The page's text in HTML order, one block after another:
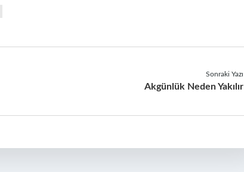
Sonraki Yazı
Akgünlük Neden Yakılır